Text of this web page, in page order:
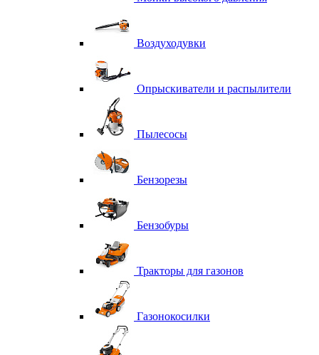
Воздуходувки
Опрыскиватели и распылители
Пылесосы
Бензорезы
Бензобуры
Тракторы для газонов
Газонокосилки